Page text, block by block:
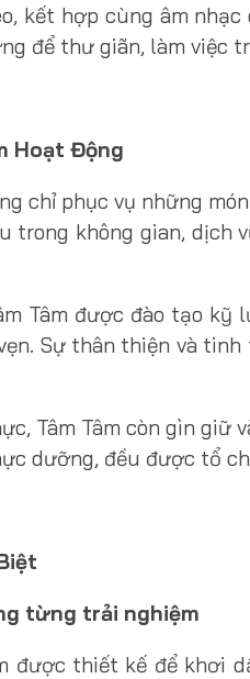
kết hợp cùng âm
để thư giãn, làm việc
Hoạt Động
chỉ phục vụ những
trong không gian, dịch
Tâm được đào tạo kỹ
Sự thân thiện và
Tâm Tâm còn gìn
dưỡng, đều được tổ
từng trải nghiệm
được thiết kế để khơi